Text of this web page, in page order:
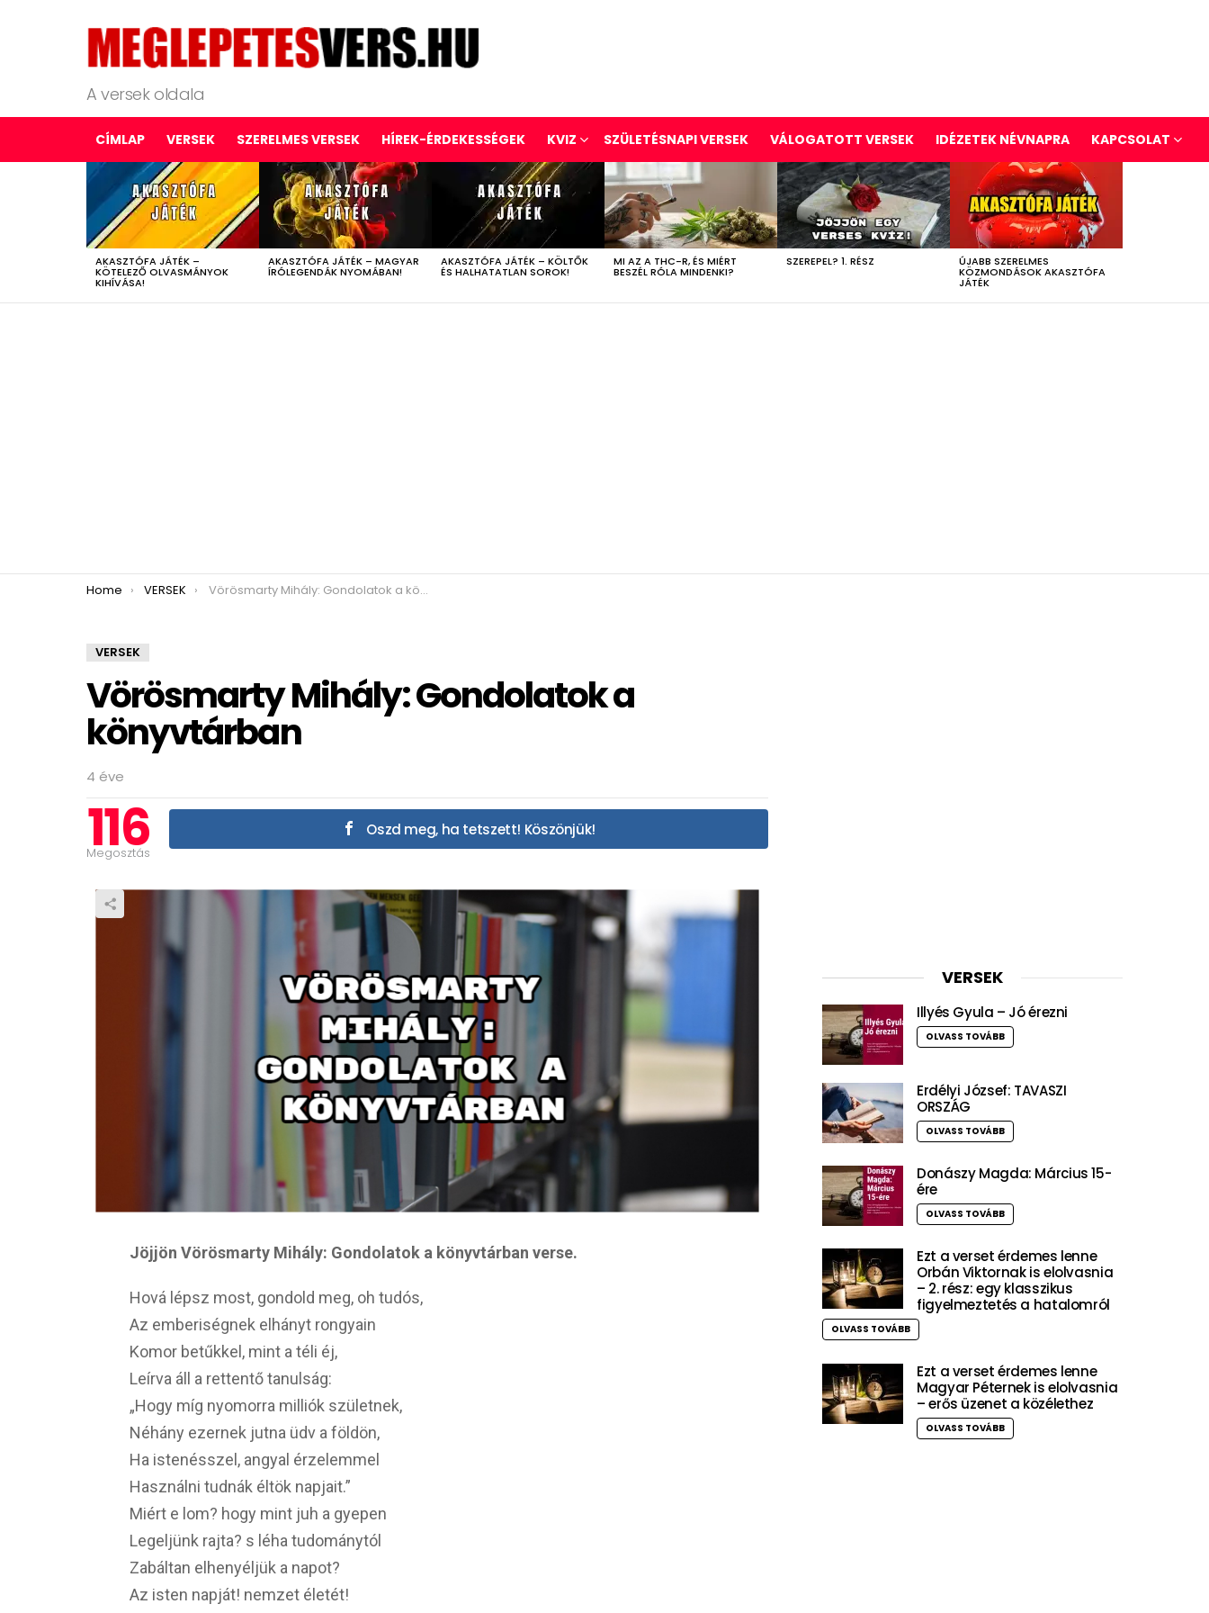
A versek oldala
CÍMLAP VERSEK SZERELMES VERSEK HÍREK-ÉRDEKESSÉGEK KVIZ SZÜLETÉSNAPI VERSEK VÁLOGATOTT VERSEK IDÉZETEK NÉVNAPRA KAPCSOLAT
LATEST
STORIES
AKASZTÓFA JÁTÉK –
KÖTELEZŐ OLVASMÁNYOK
KIHÍVÁSA!
AKASZTÓFA JÁTÉK – MAGYAR
ÍRÓLEGENDÁK NYOMÁBAN!
AKASZTÓFA JÁTÉK – KÖLTŐK
ÉS HALHATATLAN SOROK!
MI AZ A THC-R, ÉS MIÉRT
BESZÉL RÓLA MINDENKI?
SZEREPEL? 1. RÉSZ ÚJABB SZERELMES
KÖZMONDÁSOK AKASZTÓFA
JÁTÉK
You are here:
Home VERSEK Vörösmarty Mihály: Gondolatok a könyvtárban
VERSEK
Vörösmarty Mihály: Gondolatok a
könyvtárban
4 éve
116
Megosztás
Oszd meg, ha tetszett! Köszönjük!
Jöjjön Vörösmarty Mihály: Gondolatok a könyvtárban verse.
Hová lépsz most, gondold meg, oh tudós,
Az emberiségnek elhányt rongyain
Komor betűkkel, mint a téli éj,
Leírva áll a rettentő tanulság:
„Hogy míg nyomorra milliók születnek,
Néhány ezernek jutna üdv a földön,
Ha istenésszel, angyal érzelemmel
Használni tudnák éltök napjait.”
Miért e lom? hogy mint juh a gyepen
Legeljünk rajta? s léha tudománytól
Zabáltan elhenyéljük a napot?
Az isten napját! nemzet életét!
VERSEK
Illyés Gyula – Jó érezni
OLVASS TOVÁBB
Erdélyi József: TAVASZI
ORSZÁG
OLVASS TOVÁBB
Donászy Magda: Március 15-
ére
OLVASS TOVÁBB
Ezt a verset érdemes lenne
Orbán Viktornak is elolvasnia
– 2. rész: egy klasszikus
figyelmeztetés a hatalomról
OLVASS TOVÁBB
Ezt a verset érdemes lenne
Magyar Péternek is elolvasnia
– erős üzenet a közélethez
OLVASS TOVÁBB